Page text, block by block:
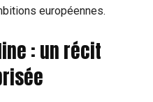
européennes.
: un récit